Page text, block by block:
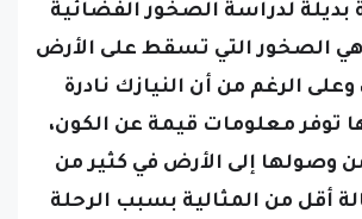
وهي الصخور التي تسقط على الأرض
الرغم من أن النيازك نادرة
توفر معلومات قيمة عن الكون،
وصولها إلى الأرض في كثير من
أقل من المثالية بسبب الرحلة
والارتطام بالأرض، إلا أن